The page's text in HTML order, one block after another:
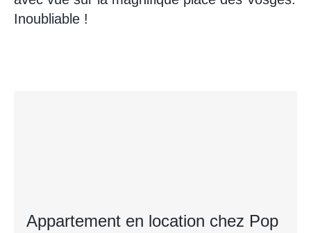
Inoubliable !
Appartement en location chez Pop